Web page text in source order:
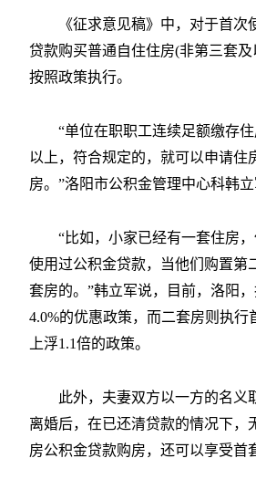
《征求意见稿》中，对于首次
贷款购买普通自住住房(非第三套及
按照政策执行。
“单位在职职工连续足额缴存
以上，符合规定的，就可以申请住
房。”洛阳市公积金管理中心科韩立
“比如，小家已经有一套住房
使用过公积金贷款，当他们购置第
套房的。”韩立军说，目前，洛阳
4.0%的优惠政策，而二套房则执行
上浮1.1倍的政策。
此外，夫妻双方以一方的名义
离婚后，在已还清贷款的情况下，
房公积金贷款购房，还可以享受首